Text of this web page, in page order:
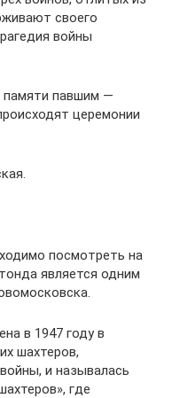
своего
войны
памяти павшим —
церемонии
посмотреть на
является одним
в 1947 году в
шахтеров,
и называлась
где